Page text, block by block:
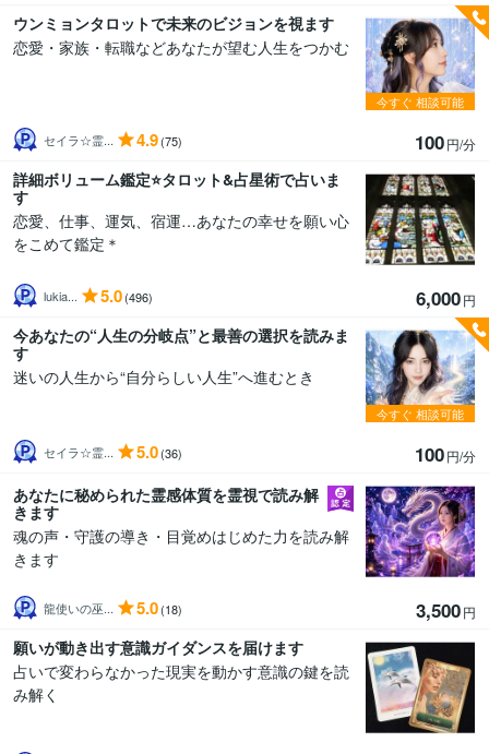
ウンミョンタロットで未来のビジョンを視ます
恋愛・家族・転職などあなたが望む人生をつかむ
セイラ☆霊... 4.9(75) 100円/分
今すぐ 相談可能
詳細ボリューム鑑定⭐️タロット&占星術で占いま
す
恋愛、仕事、運気、宿運…あなたの幸せを願い心
をこめて鑑定＊
lukia... 5.0(496) 6,000円
今あなたの“人生の分岐点”と最善の選択を読みま
す
迷いの人生から“自分らしい人生”へ進むとき
セイラ☆霊... 5.0(36) 100円/分
今すぐ 相談可能
あなたに秘められた霊感体質を霊視で読み解
きます
魂の声・守護の導き・目覚めはじめた力を読み解
きます
龍使いの巫... 5.0(18) 3,500円
願いが動き出す意識ガイダンスを届けます
占いで変わらなかった現実を動かす意識の鍵を読
み解く